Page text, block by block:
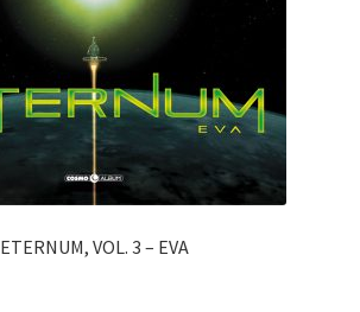
ETERNUM, VOL. 3 – EVA